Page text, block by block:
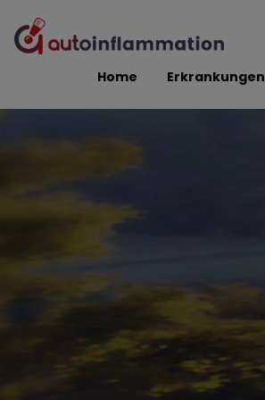
Site Logo
Home Erkrankungen